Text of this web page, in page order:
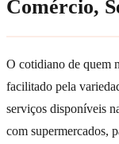
Comércio,
O cotidiano de quem
facilitado pela
serviços disponíveis
com supermercados,